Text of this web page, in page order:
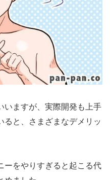
いますが、実際開発も上手
ると、さまざまなデメリッ
ーをやりすぎると起こる代